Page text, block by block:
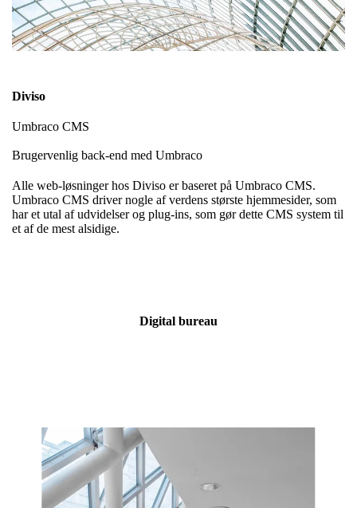
Diviso
Umbraco CMS
Brugervenlig back-end med Umbraco
Alle web-løsninger hos Diviso er baseret på Umbraco CMS.
Umbraco CMS driver nogle af verdens største hjemmesider, som
har et utal af udvidelser og plug-ins, som gør dette CMS system til
et af de mest alsidige.
Digital bureau